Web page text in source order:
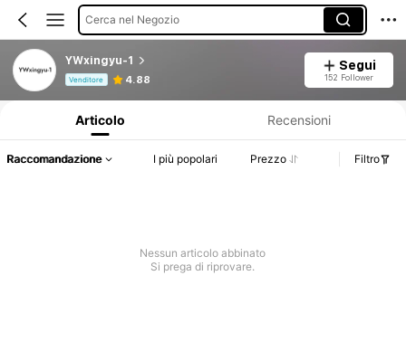
Cerca nel Negozio
YWxingyu-1
Venditore 4.88
Segui
152 Follower
Articolo Recensioni
Raccomandazione I più popolari Prezzo Filtro
Nessun articolo abbinato
Si prega di riprovare.